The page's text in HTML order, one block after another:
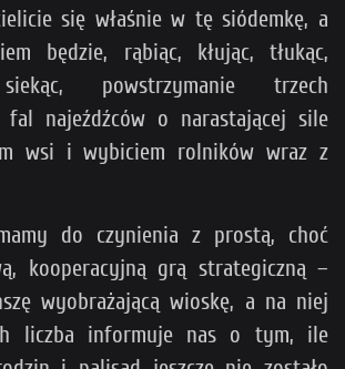
się właśnie w tę siódemkę, a
będzie, rąbiąc, kłując, tłukąc,
powstrzymanie trzech
fal najeźdźców o narastającej sile
wsi i wybiciem rolników wraz z
do czynienia z prostą, choć
kooperacyjną grą strategiczną –
wyobrażającą wioskę, a na niej
liczba informuje nas o tym, ile